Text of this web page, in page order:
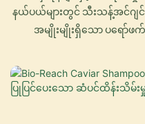
နယ်ပယ်များတွင် သီးသန့်အင်ဂ
အမျိုးမျိုးရှိသော ပရော်